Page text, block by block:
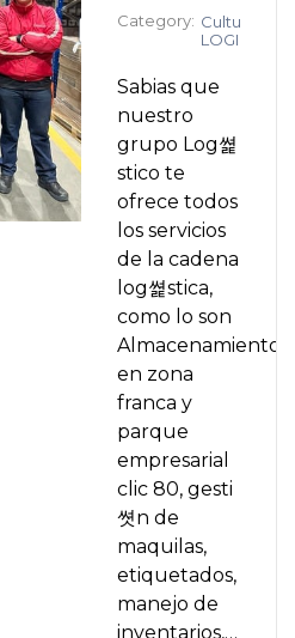
Category: Cultura
LOGIMAT
Sabias que
nuestro
grupo Log쎭
stico te
ofrece todos
los servicios
de la cadena
log쎭stica,
como lo son
Almacenamiento
en zona
franca y
parque
empresarial
clic 80, gesti
쎳n de
maquilas,
etiquetados,
manejo de
inventarios,…